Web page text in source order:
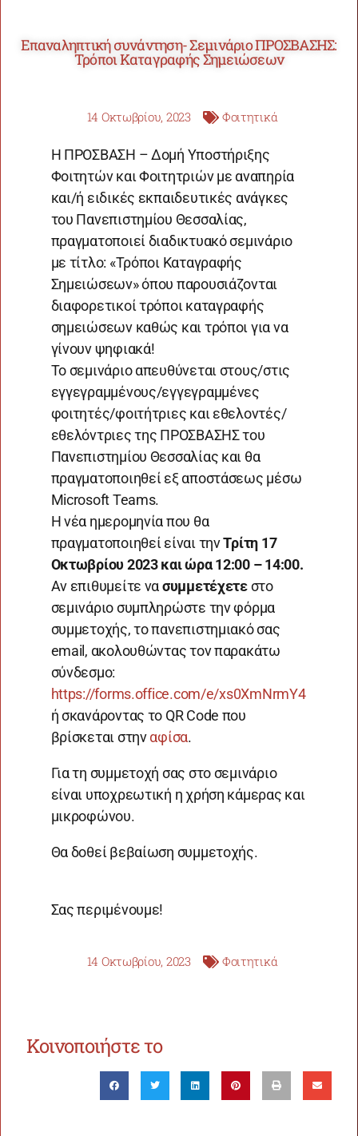
Επαναληπτική συνάντηση- Σεμινάριο ΠΡΟΣΒΑΣΗΣ:
Τρόποι Καταγραφής Σημειώσεων
14 Οκτωβρίου, 2023 Φοιτητικά
Η ΠΡΟΣΒΑΣΗ – Δομή Υποστήριξης
Φοιτητών και Φοιτητριών με αναπηρία
και/ή ειδικές εκπαιδευτικές ανάγκες
του Πανεπιστημίου Θεσσαλίας,
πραγματοποιεί διαδικτυακό σεμινάριο
με τίτλο: «Τρόποι Καταγραφής
Σημειώσεων» όπου παρουσιάζονται
διαφορετικοί τρόποι καταγραφής
σημειώσεων καθώς και τρόποι για να
γίνουν ψηφιακά!
Το σεμινάριο απευθύνεται στους/στις
εγγεγραμμένους/εγγεγραμμένες
φοιτητές/φοιτήτριες και εθελοντές/
εθελόντριες της ΠΡΟΣΒΑΣΗΣ του
Πανεπιστημίου Θεσσαλίας και θα
πραγματοποιηθεί εξ αποστάσεως μέσω
Microsoft Teams.
Η νέα ημερομηνία που θα
πραγματοποιηθεί είναι τηνΤρίτη 17
Οκτωβρίου 2023 και ώρα 12:00 – 14:00.
Αν επιθυμείτε νασυμμετέχετεστο
σεμινάριο συμπληρώστε την φόρμα
συμμετοχής, το πανεπιστημιακό σας
email, ακολουθώντας τον παρακάτω
σύνδεσμο:
https://forms.office.com/e/xs0XmNrmY4
ή σκανάροντας το QR Code που
βρίσκεται στηναφίσα.
Για τη συμμετοχή σας στο σεμινάριο
είναι υποχρεωτική η χρήση κάμερας και
μικροφώνου.
Θα δοθεί βεβαίωση συμμετοχής.
Σας περιμένουμε!
14 Οκτωβρίου, 2023 Φοιτητικά
Κοινοποιήστε το